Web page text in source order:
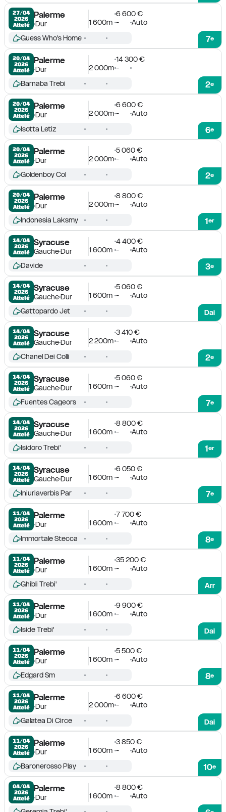
27/04
2026
Attelé
Palerme
Dur
6 600 €
1 600m - Auto
7e
Guess Who's Home
20/04
2026
Attelé
Palerme
Dur
14 300 €
2 000m -
2e
Barnaba Trebi
20/04
2026
Attelé
Palerme
Dur
6 600 €
2 000m - Auto
6e
Isotta Letiz
20/04
2026
Attelé
Palerme
Dur
5 060 €
2 000m - Auto
2e
Goldenboy Col
20/04
2026
Attelé
Palerme
Dur
8 800 €
2 000m - Auto
1er
Indonesia Laksmy
14/04
2026
Attelé
Syracuse
GaucheDur
4 400 €
1 600m - Auto
3e
Davide
14/04
2026
Attelé
Syracuse
GaucheDur
5 060 €
1 600m -
Auto
Dai
Gattopardo Jet
14/04
2026
Attelé
Syracuse
GaucheDur
3 410 €
2 200m - Auto
2e
Chanel Dei Colli
14/04
2026
Attelé
Syracuse
GaucheDur
5 060 €
1 600m - Auto
7e
Fuentes Cageors
14/04
2026
Attelé
Syracuse
GaucheDur
8 800 €
1 600m - Auto
1er
Isidoro Trebi'
14/04
2026
Attelé
Syracuse
GaucheDur
6 050 €
1 600m - Auto
7e
Iniuriaverbis Par
11/04
2026
Attelé
Palerme
Dur
7 700 €
1 600m - Auto
8e
Immortale Stecca
11/04
2026
Attelé
Palerme
Dur
35 200 €
1 600m -
Auto
Arr
Ghibli Trebi'
11/04
2026
Attelé
Palerme
Dur
9 900 €
1 600m -
Auto
Dai
Iside Trebi'
11/04
2026
Attelé
Palerme
Dur
5 500 €
1 600m - Auto
8e
Edgard Sm
11/04
2026
Attelé
Palerme
Dur
6 600 €
2 000m -
Auto
Dai
Galatea Di Circe
11/04
2026
Attelé
Palerme
Dur
3 850 €
1 600m - Auto
10e
Baronerosso Play
04/04
2026
Attelé
Palerme
Dur
8 800 €
1 600m - Auto